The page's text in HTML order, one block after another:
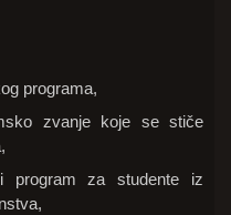
programa,
zvanje koje se stiče
za studente iz